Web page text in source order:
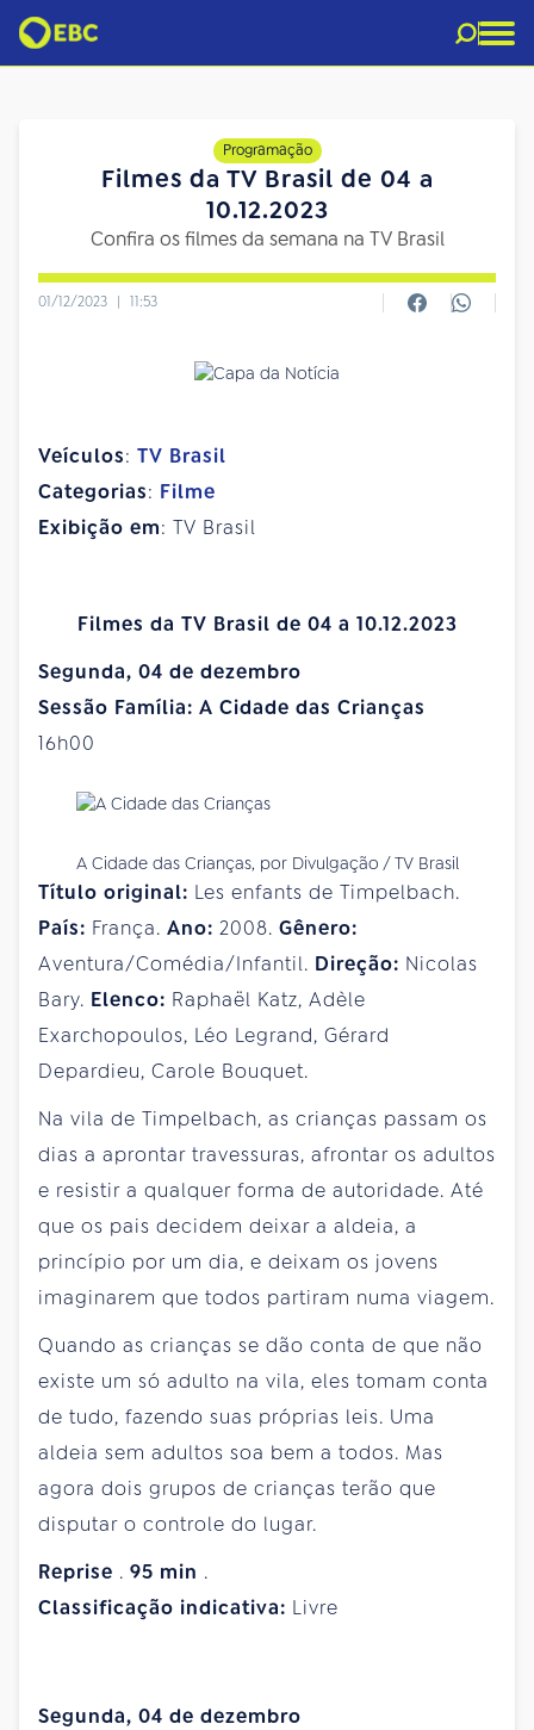
Programação
Filmes da TV Brasil de 04 a
10.12.2023
Confira os filmes da semana na TV Brasil
01/12/2023 | 11:53
Veículos: TV Brasil
Categorias: Filme
Exibição em: TV Brasil
Filmes da TV Brasil de 04 a 10.12.2023
Segunda, 04 de dezembro
Sessão Família: A Cidade das Crianças
16h00
A Cidade das Crianças, por Divulgação / TV Brasil
Título original: Les enfants de Timpelbach.
País: França. Ano: 2008. Gênero:
Aventura/Comédia/Infantil. Direção: Nicolas
Bary. Elenco: Raphaël Katz, Adèle
Exarchopoulos, Léo Legrand, Gérard
Depardieu, Carole Bouquet.
Na vila de Timpelbach, as crianças passam os
dias a aprontar travessuras, afrontar os adultos
e resistir a qualquer forma de autoridade. Até
que os pais decidem deixar a aldeia, a
princípio por um dia, e deixam os jovens
imaginarem que todos partiram numa viagem.
Quando as crianças se dão conta de que não
existe um só adulto na vila, eles tomam conta
de tudo, fazendo suas próprias leis. Uma
aldeia sem adultos soa bem a todos. Mas
agora dois grupos de crianças terão que
disputar o controle do lugar.
Reprise . 95 min .
Classificação indicativa: Livre
Segunda, 04 de dezembro